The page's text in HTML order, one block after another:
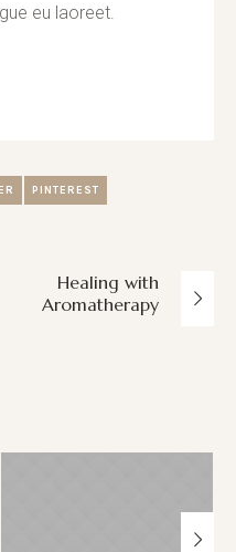
eu laoreet.
PINTEREST
Healing with
Aromatherapy